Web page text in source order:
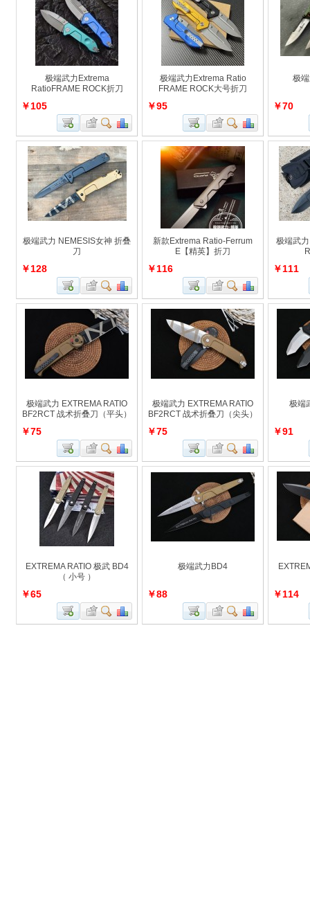
极端武力Extrema
RatioFRAME ROCK折刀
￥105
极端武力Extrema Ratio
FRAME ROCK大号折刀
￥95
极
￥70
极端武力 NEMESIS女神 折叠
刀
￥128
新款Extrema Ratio-Ferrum
E【精英】折刀
￥116
极端武
￥111
极端武力 EXTREMA RATIO
BF2RCT 战术折叠刀（平头）
￥75
极端武力 EXTREMA RATIO
BF2RCT 战术折叠刀（尖头）
￥75
极端
￥91
EXTREMA RATIO 极武 BD4
（ 小号 ）
￥65
极端武力BD4
￥88 ￥114